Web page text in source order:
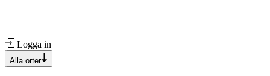
Logga in
Alla orter